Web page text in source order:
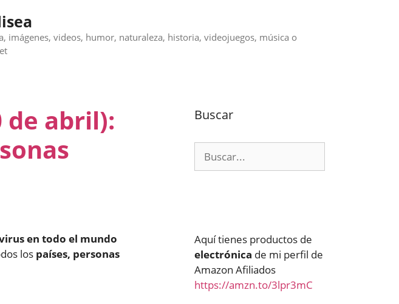
imágenes, videos, humor, naturaleza, historia, videojuegos, música o
de abril):
en todo el mundo
los países, personas
Buscar
Aquí tienes productos de
electrónica de mi perfil de
Amazon Afiliados
https://amzn.to/3lpr3mC